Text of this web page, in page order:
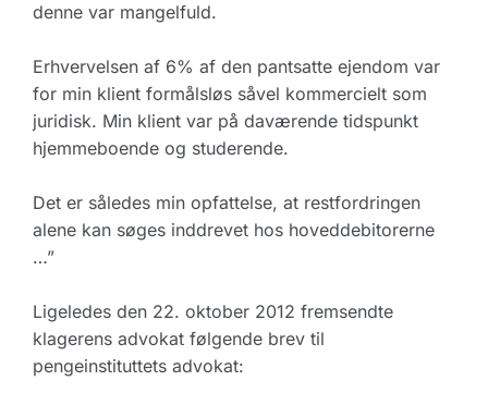
denne var mangelfuld.
Erhvervelsen af 6% af den pantsatte ejendom var
for min klient formålsløs såvel kommercielt som
juridisk. Min klient var på daværende tidspunkt
hjemmeboende og studerende.
Det er således min opfattelse, at restfordringen
alene kan søges inddrevet hos hoveddebitorerne
…”
Ligeledes den 22. oktober 2012 fremsendte
klagerens advokat følgende brev til
pengeinstituttets advokat: